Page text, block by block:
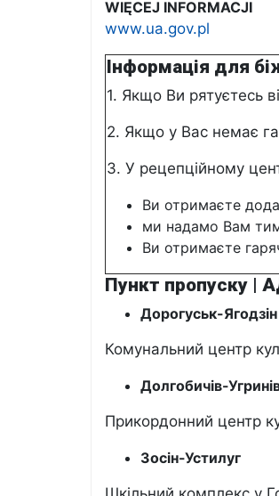
WIĘCEJ INFORMACJI
www.ua.gov.pl
Інформація для
1. Якщо Ви рятуєтесь
2. Якщо у Вас немає
3. У рецепційному
Ви отримаєте
ми надамо Вам
Ви отримаєте
Пункт пропуску |
Дорогуськ-Ягодзін
Комунальний центр
Долгобичів-
Прикордонний центр
Зосін-Устилуг